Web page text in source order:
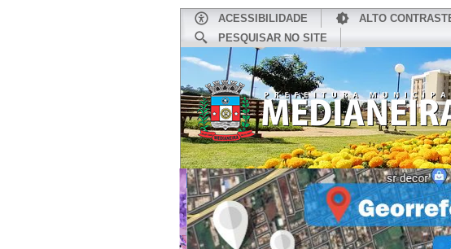
ACESSIBILIDADE ALTO
PESQUISAR NO SITE
INÍCIO CONHEÇA